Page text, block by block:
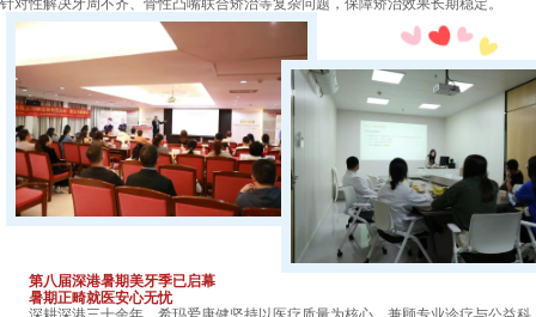
针对性解决牙周不齐、骨性凸嘴联合矫治等复杂问题，保障矫治效果长期稳定。
第八届深港暑期美牙季已启幕
暑期正畸就医安心无忧